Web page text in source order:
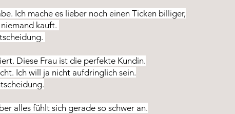
Ich mache es lieber noch einen Ticken billiger,
kauft.
Diese Frau ist die perfekte Kundin.
Ich will ja nicht aufdringlich sein.
alles fühlt sich gerade so schwer an.